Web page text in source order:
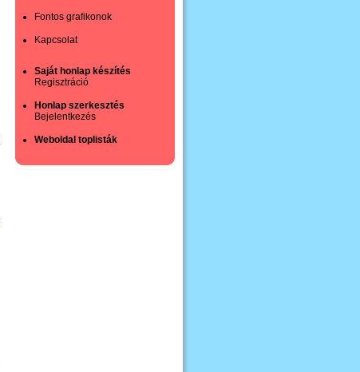
Fontos grafikonok
Kapcsolat
Saját honlap készítés
Regisztráció
Honlap szerkesztés
Bejelentkezés
Weboldal toplisták